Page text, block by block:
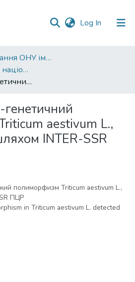
Log In (current)
Наукові видання ОНУ імені І. І. Мечникова
Вісник Одеського національного університету. Біологія
Молекулярно-генетичний поліморфізм Triticum aestivum L., визначений шляхом INTER-SSR ПЛР
aestivum L.,
INTER-SSR
полиморфизм Triticum aestivum L.,
ПЦР
in Triticum aestivum L. detected